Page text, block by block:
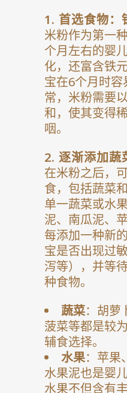
1. 首选食物：
米粉作为第一
个月左右的婴
化，还富含铁
宝在6个月时
常，米粉需要
和，使其变得
咽。
2. 逐渐添加蔬
在米粉之后，
食，包括蔬菜
单一蔬菜或水
泥、南瓜泥、
每添加一种新
宝是否出现过
泻等），并等
种食物。
蔬菜：胡萝
菠菜等都是较
辅食选择。
水果：苹果
水果泥也是婴
水果不但含有